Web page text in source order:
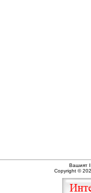
Вашият
Copyright ©